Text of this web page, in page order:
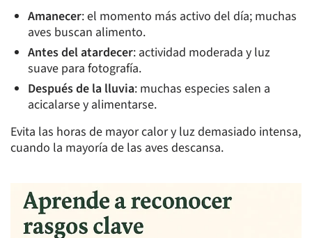
Amanecer: el momento más activo del día; muchas
aves buscan alimento.
Antes del atardecer: actividad moderada y luz
suave para fotografía.
Después de la lluvia: muchas especies salen a
acicalarse y alimentarse.
Evita las horas de mayor calor y luz demasiado intensa,
cuando la mayoría de las aves descansa.